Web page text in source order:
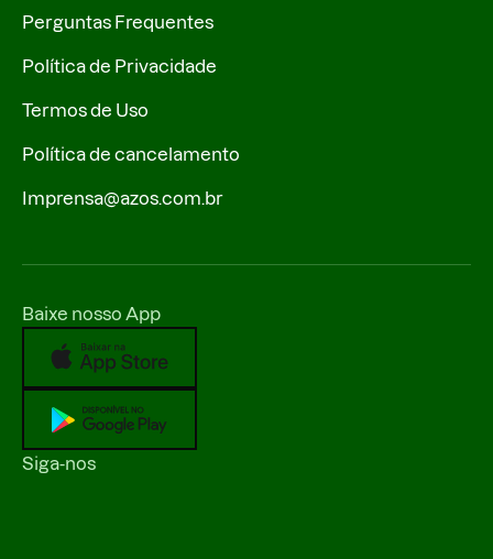
Perguntas Frequentes
Política de Privacidade
Termos de Uso
Política de cancelamento
Imprensa@azos.com.br
Baixe nosso App
Siga-nos